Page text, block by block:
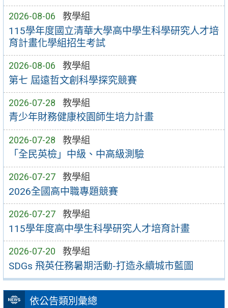
2026-08-06 教學組
115學年度國立清華大學高中學生科學研究人才培
育計畫化學組招生考試
2026-08-06 教學組
第七 屆遠哲文創科學探究競賽
2026-07-28 教學組
青少年財務健康校園師生培力計畫
2026-07-28 教學組
「全民英檢」中級、中高級測驗
2026-07-27 教學組
2026全國高中職專題競賽
2026-07-27 教學組
115學年度高中學生科學研究人才培育計畫
2026-07-20 教學組
SDGs 飛英任務暑期活動-打造永續城市藍圖
依公告類別彙總